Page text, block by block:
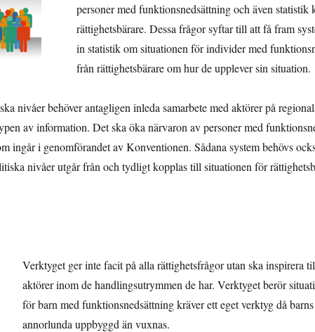
personer med funktionsnedsättning och även
rättighetsbärare. Dessa frågor syftar till att få fram
in statistik om situationen för individer med
från rättighetsbärare om hur de upplever sin situation.
nivåer behöver antagligen inleda samarbete med aktörer på
av information. Det ska öka närvaron av personer med
ingår i genomförandet av Konventionen. Sådana system behövs
nivåer utgår från och tydligt kopplas till situationen för
Verktyget ger inte facit på alla rättighetsfrågor utan ska inspirera
aktörer inom de handlingsutrymmen de har. Verktyget berör
för barn med funktionsnedsättning kräver ett eget verktyg då
annorlunda uppbyggd än vuxnas.